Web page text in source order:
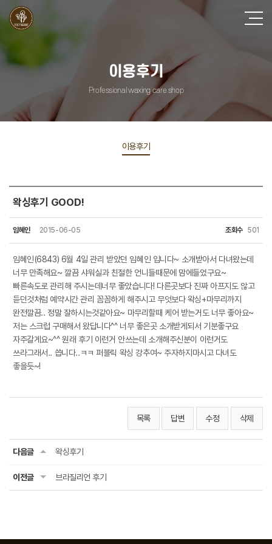
이용후기
Professional waxing care shop
이용후기
왁싱후기 GOOD!
임혜인 2015-06-05 조회수 501
임혜인(6843) 6월 4일 관리 받았던 임혜인 입니다~ 소개받아서 다녀왔는데
너무 만족해요~ 깔끔 샤워실과 친절한 언니들때문에 맘에들었구요~
빠른속도로 관리해 주시는데너무 좋았습니다! 다른곳보다 진짜 아프지도 않고
듣던것처럼 예약시간 관리 꼼꼼하게 해주시고 무엇보다 왁싱+마무리까지
완전깔끔.. 정말 잘하시는것같아요~ 마무리할때 케어 받는거도 너무 좋아요~
저는 스크럽 구매해서 왔답니다^^ 너무 좋은곳 소개받게되서 기분좋구요
자주갈게요~^^ 원래 후기 이런거 안쓰는데 소개해주신분이 이런거도
쓰라그래서.. 씁니다..ㅋㅋ 퍼블릭 왁싱 강추여~ 주자하지마시고 다녀도
좋을듯~!
목록 답변 수정 삭제
다음글 왁싱후기
이전글 브라질리언 후기